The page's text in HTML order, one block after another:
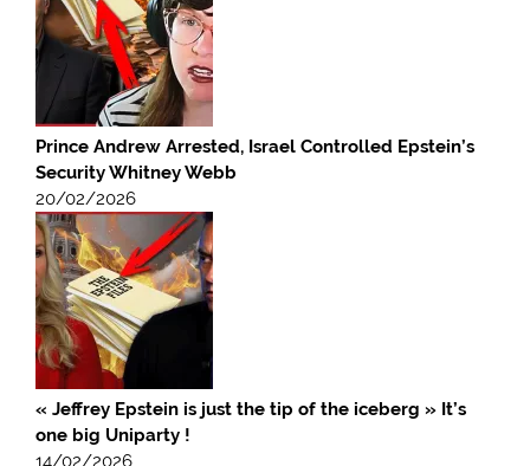
Prince Andrew Arrested, Israel Controlled Epstein’s
Security Whitney Webb
20/02/2026
« Jeffrey Epstein is just the tip of the iceberg » It’s
one big Uniparty !
14/02/2026